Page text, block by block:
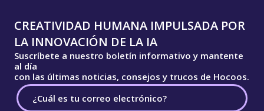
CREATIVIDAD HUMANA IMPULSADA POR
LA INNOVACIÓN DE LA IA
Suscríbete a nuestro boletín informativo y mantente
al día
con las últimas noticias, consejos y trucos de Hocoos.